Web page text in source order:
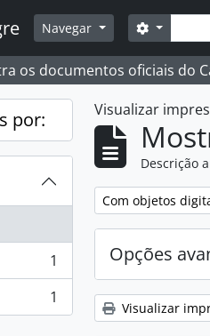
Navegar Buscar
Opções
os documentos oficiais do
por:
1
1
Visualizar
Descrição
Remover filtro:
Com objetos
Opções
Visualizar